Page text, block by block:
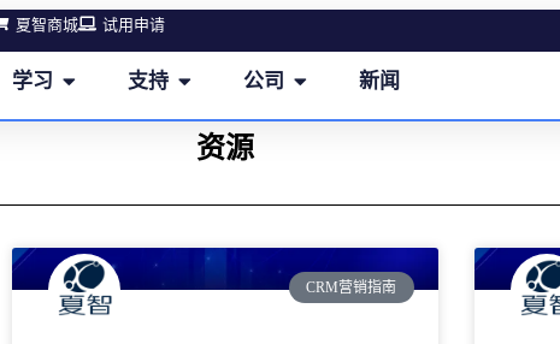
夏智商城 试用申请
学习 支持 公司 新闻
资源
CRM营销指南